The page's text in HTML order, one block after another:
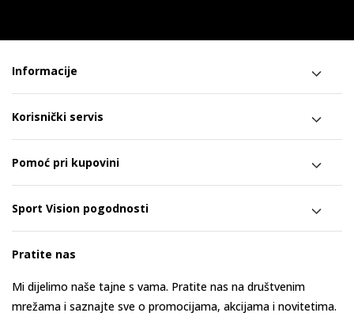
Informacije
Korisnički servis
Pomoć pri kupovini
Sport Vision pogodnosti
Pratite nas
Mi dijelimo naše tajne s vama. Pratite nas na društvenim
mrežama i saznajte sve o promocijama, akcijama i novitetima.